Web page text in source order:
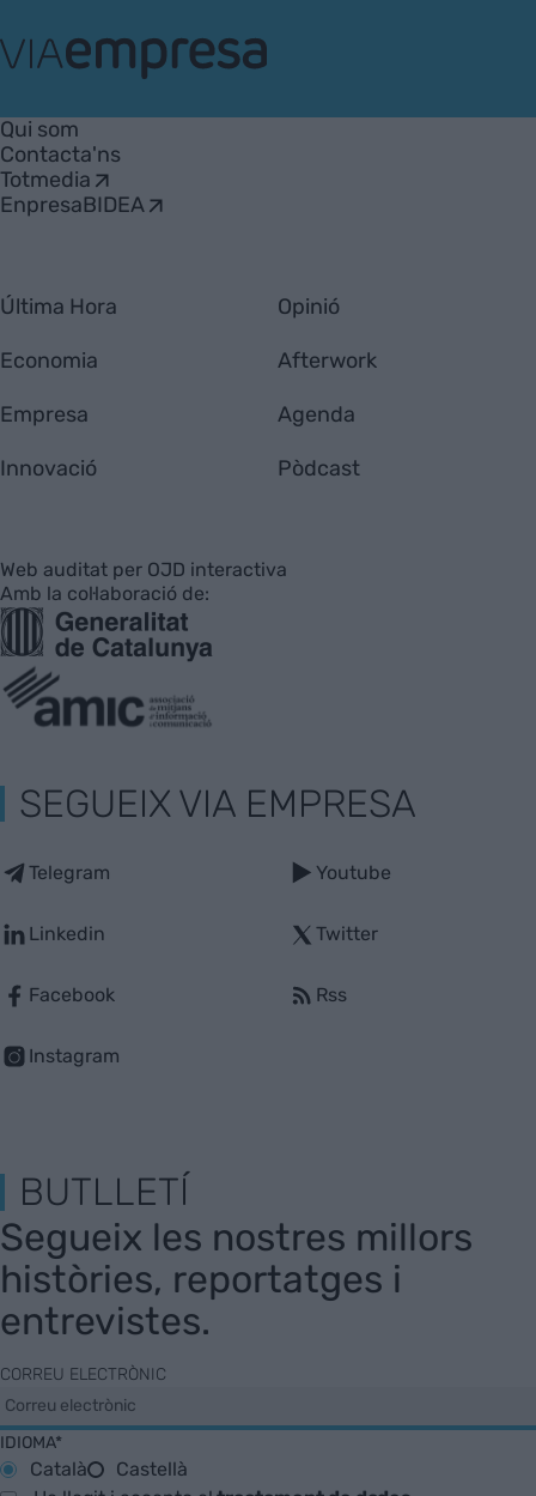
Empresa
Qui som
Contacta'ns
Totmedia
EnpresaBIDEA
Última Hora
Economia
Empresa
Innovació
Opinió
Afterwork
Agenda
Pòdcast
Web auditat per OJD interactiva
Amb la col·laboració de:
SEGUEIX VIA EMPRESA
Telegram
Linkedin
Facebook
Instagram
Youtube
Twitter
Rss
BUTLLETÍ
Segueix les nostres millors
històries, reportatges i
entrevistes.
CORREU ELECTRÒNIC
IDIOMA*
Català
Castellà